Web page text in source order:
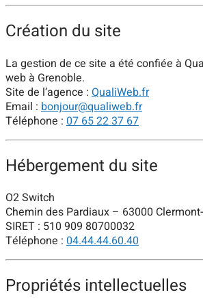
Création du site
La gestion de ce site a été confiée à
web à Grenoble.
Site de l’agence : QualiWeb.fr
Email : bonjour@qualiweb.fr
Téléphone : 07 65 22 37 67
Hébergement du site
O2 Switch
Chemin des Pardiaux – 63000
SIRET : 510 909 80700032
Téléphone : 04.44.44.60.40
Propriétés intellectuelles